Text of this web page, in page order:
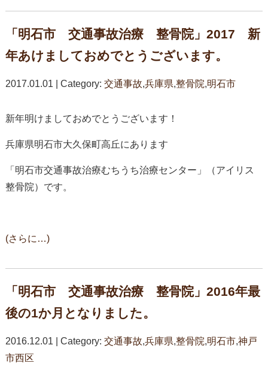
「明石市 交通事故治療 整骨院」2017 新
年あけましておめでとうございます。
2017.01.01 | Category: 交通事故,兵庫県,整骨院,明石市
新年明けましておめでとうございます！
兵庫県明石市大久保町高丘にあります
「明石市交通事故治療むちうち治療センター」（アイリス
整骨院）です。
(さらに…)
「明石市 交通事故治療 整骨院」2016年最
後の1か月となりました。
2016.12.01 | Category: 交通事故,兵庫県,整骨院,明石市,神戸
市西区